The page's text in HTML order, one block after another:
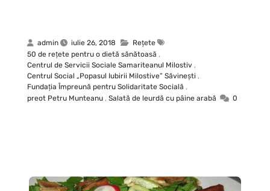
admin iulie 26, 2018
Rețete
50 de reţete pentru o dietă sănătoasă ,
Centrul de Servicii Sociale Samariteanul Milostiv ,
Centrul Social „Popasul Iubirii Milostive” Săvineşti ,
Fundația Împreună pentru Solidaritate Socială ,
preot Petru Munteanu , Salată de leurdă cu pâine arabă 0